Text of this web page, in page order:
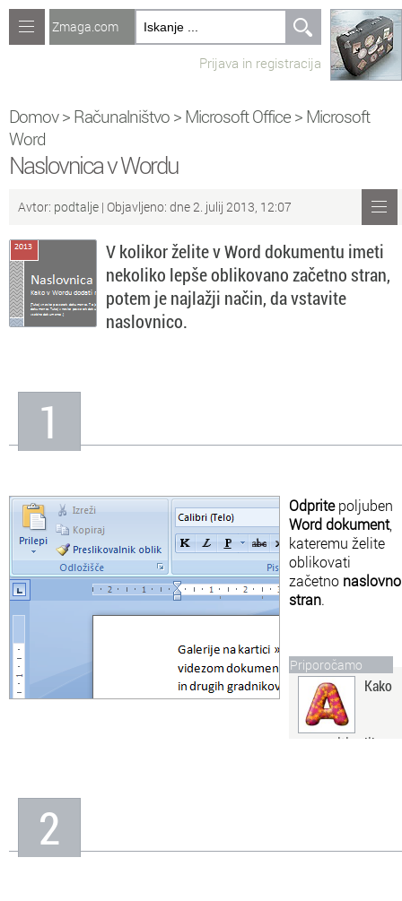
Računalništvo
Recepti
Sv Sveže teme na forumu
Po Povezave
Informacije o nas
Zmaga.com
Prijava in registracija
Domov> Računalništvo > Microsoft Office > Microsoft
Word
Naslovnica v Wordu
Avtor: podtalje | Objavljeno: dne 2. julij 2013, 12:07
V kolikor želite v Word dokumentu imeti
nekoliko lepše oblikovano začetno stran,
potem je najlažji način, da vstavite
naslovnico.
1
Odpritepoljuben
Word dokument,
kateremu želite
oblikovati
začetno naslovno
stran.
Priporočamo
Kako
spremeniti velike
2